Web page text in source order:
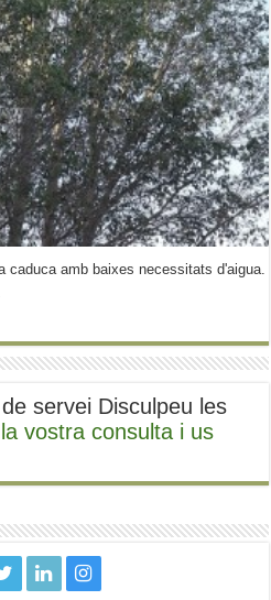
caduca amb baixes necessitats d'aigua.
servei Disculpeu les
vostra consulta i us